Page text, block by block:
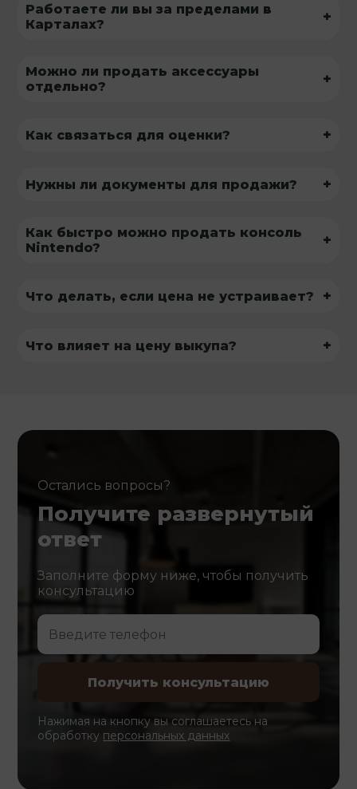
Работаете ли вы за пределами в
Карталах?
+
Можно ли продать аксессуары
отдельно?
+
Как связаться для оценки? +
Нужны ли документы для продажи? +
Как быстро можно продать консоль
Nintendo?
+
Что делать, если цена не устраивает? +
Что влияет на цену выкупа? +
Остались вопросы?
Получите развернутый
ответ
Заполните форму ниже, чтобы получить
консультацию
Нажимая на кнопку вы соглашаетесь на
обработку персональных данных